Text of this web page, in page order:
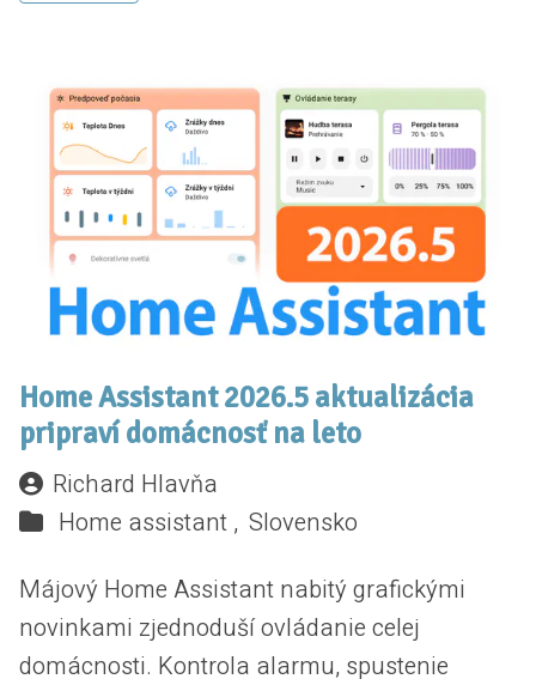
Home Assistant 2026.5 aktualizácia
pripraví domácnosť na leto
Richard Hlavňa
Home assistant , Slovensko
Májový Home Assistant nabitý grafickými
novinkami zjednoduší ovládanie celej
domácnosti. Kontrola alarmu, spustenie